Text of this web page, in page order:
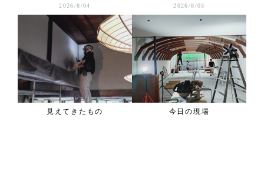
2026/8/04
見えてきたもの
2026/8/03
今日の現場